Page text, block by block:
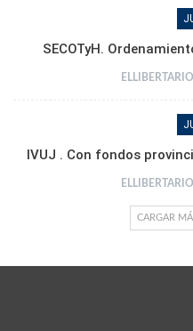
SECOTyH.
ELLIBERTARIO
IVUJ . Con fondos
ELLIBERTARIO
CARGAR